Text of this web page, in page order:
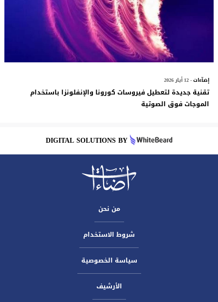
إضآءات- 12 أيار 2026
تقنية جديدة لتعطيل فيروسات كورونا والإنفلونزا باستخدام
الموجات فوق الصوتية
DIGITAL SOLUTIONS BY
من نحن
شروط الاستخدام
سياسة الخصوصية
الأرشيف